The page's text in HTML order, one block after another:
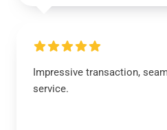
Impressive transaction,
service.